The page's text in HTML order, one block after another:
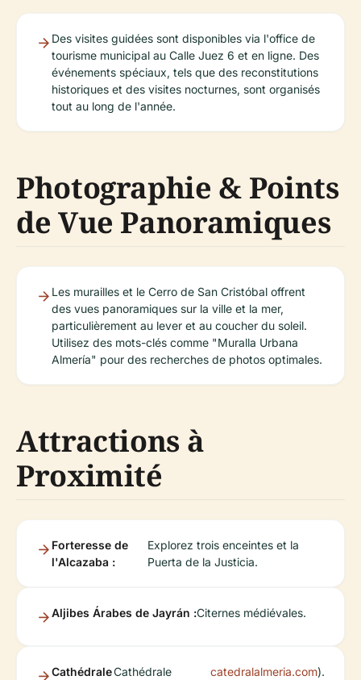
Des visites guidées sont disponibles via l'office de
tourisme municipal au Calle Juez 6 et en ligne. Des
événements spéciaux, tels que des reconstitutions
historiques et des visites nocturnes, sont organisés
tout au long de l'année.
Photographie & Points
de Vue Panoramiques
Les murailles et le Cerro de San Cristóbal offrent
des vues panoramiques sur la ville et la mer,
particulièrement au lever et au coucher du soleil.
Utilisez des mots-clés comme "Muralla Urbana
Almería" pour des recherches de photos optimales.
Attractions à
Proximité
Forteresse de
l'Alcazaba :
Explorez trois enceintes et la
Puerta de la Justicia.
Aljibes Árabes de Jayrán :Citernes médiévales.
CathédraleCathédrale
catedralalmeria.com).